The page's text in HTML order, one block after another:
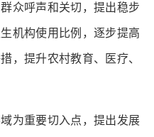
呼声和关切，提出稳步
机构使用比例，逐步提高
，提升农村教育、医疗、
重要切入点，提出发展